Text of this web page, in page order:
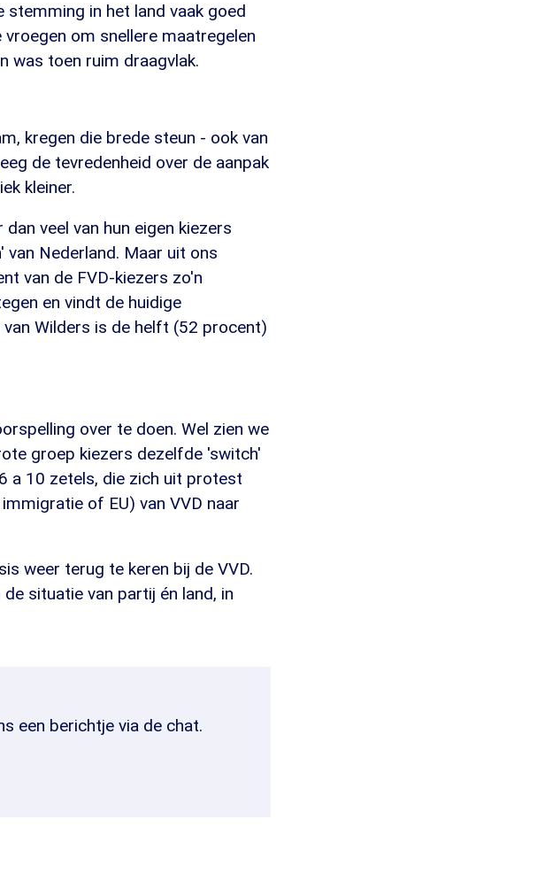
stemming in het land vaak goed
om snellere maatregelen
was toen ruim draagvlak.
kregen die brede steun - ook van
de tevredenheid over de aanpak
kleiner.
veel van hun eigen kiezers
Nederland. Maar uit ons
van de FVD-kiezers zo'n
en vindt de huidige
Wilders is de helft (52 procent)
over te doen. Wel zien we
groep kiezers dezelfde 'switch'
a 10 zetels, die zich uit protest
of EU) van VVD naar
weer terug te keren bij de VVD.
situatie van partij én land, in
een berichtje via de chat.